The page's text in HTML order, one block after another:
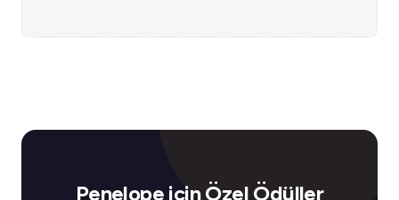
Penelope için Özel Ödüller